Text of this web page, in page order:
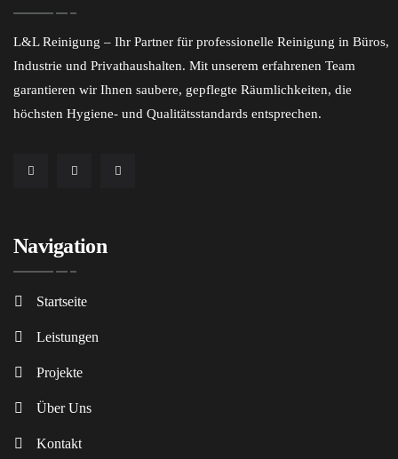
L&L Reinigung – Ihr Partner für professionelle Reinigung in Büros,
Industrie und Privathaushalten. Mit unserem erfahrenen Team
garantieren wir Ihnen saubere, gepflegte Räumlichkeiten, die
höchsten Hygiene- und Qualitätsstandards entsprechen.
Navigation
Startseite
Leistungen
Projekte
Über Uns
Kontakt